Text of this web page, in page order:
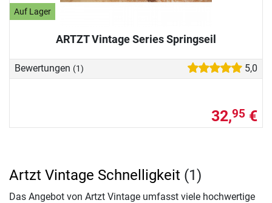
Auf Lager
ARTZT Vintage Series Springseil
Bewertungen (1) 5,0
32,95 €
Artzt Vintage Schnelligkeit (1)
Das Angebot von Artzt Vintage umfasst viele hochwertige